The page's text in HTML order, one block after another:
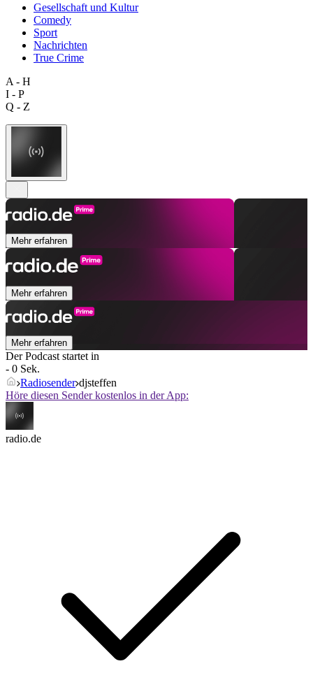
Gesellschaft und Kultur
Comedy
Sport
Nachrichten
True Crime
A - H
I - P
Q - Z
Mehr erfahren
Mehr erfahren
Mehr erfahren
Der Podcast startet in
- 0 Sek.
Radiosender djsteffen
Höre diesen Sender kostenlos in der App:
radio.de